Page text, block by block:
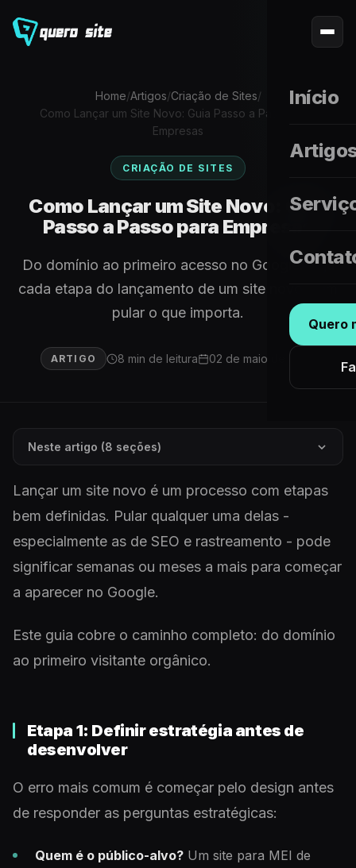
Início
Quero
Home/Artigos/Criação de Sites/
Como Lançar um Site Novo: Guia Passo a Passo para
Empresas
CRIAÇÃO DE SITES
Como Lançar um Site Novo: Guia
Passo a Passo para Empresas
Do domínio ao primeiro acesso no Google: veja
cada etapa do lançamento de um site novo, sem
pular o que importa.
ARTIGO 8 min de leitura 02 de maio de 2026
Neste artigo (8 seções)
Lançar um site novo é um processo com etapas
bem definidas. Pular qualquer uma delas -
especialmente as de SEO e rastreamento - pode
significar semanas ou meses a mais para começar
a aparecer no Google.
Este guia cobre o caminho completo: do domínio
ao primeiro visitante orgânico.
Etapa 1: Definir estratégia antes de
desenvolver
O erro mais comum é começar pelo design antes
de responder as perguntas estratégicas:
Quem é o público-alvo? Um site para MEI de